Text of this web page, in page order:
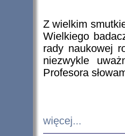
Z wielkim
Wielkiego
rady naukowej
niezwykle
Profesora
więcej...